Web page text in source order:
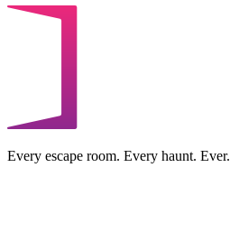
Every escape room. Every haunt. Ever.